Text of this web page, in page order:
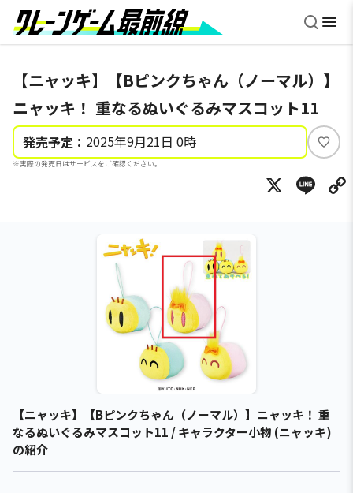
【ニャッキ】【Bピンクちゃん（ノーマル）】
ニャッキ！ 重なるぬいぐるみマスコット11
発売予定： 2025年9月21日 0時
※実際の発売日はサービスをご確認ください。
い
ね
X
【ニャッキ】【Bピンクちゃん（ノーマル）】ニャッキ！ 重
なるぬいぐるみマスコット11 / キャラクター小物 (ニャッキ)
の紹介